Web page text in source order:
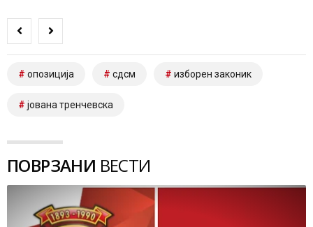
опозиција сдсм изборен законик
јована тренчевска
ПОВРЗАНИ ВЕСТИ